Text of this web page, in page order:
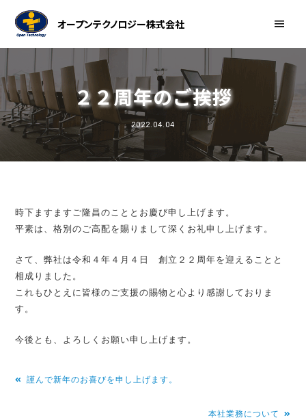
オープンテクノロジー株式会社
２２周年のご挨拶
2022.04.04
時下ますますご隆昌のこととお慶び申し上げます。
平素は、格別のご高配を賜りまして深くお礼申し上げます。
さて、弊社は令和４年４月４日 創立２２周年を迎えることと
相成りました。
これもひとえに皆様のご支援の賜物と心より感謝しておりま
す。
今後とも、よろしくお願い申し上げます。
投謹んで新年のお喜びを申し上げます。
本社業務について